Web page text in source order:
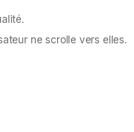
ne scrolle vers elles.